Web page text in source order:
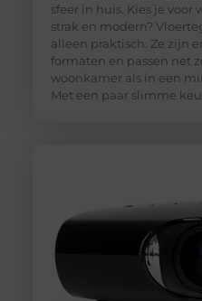
sfeer in huis. Kies je voor
strak en modern?
alleen praktisch. Ze zijn
formaten en passen net
woonkamer als in een
Met een paar slimme